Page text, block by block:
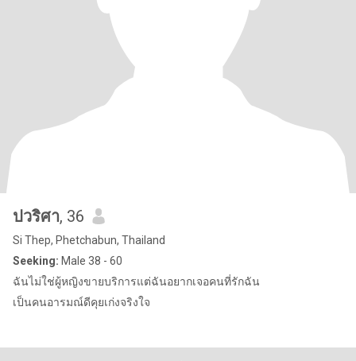
ปวริศา, 36
Si Thep, Phetchabun, Thailand
Seeking: Male 38 - 60
ฉันไม่ใช่ผู้หญิงขายบริการแต่ฉันอยากเจอคนที่รักฉัน
เป็นคนอารมณ์ดีคุยเก่งจริงใจ